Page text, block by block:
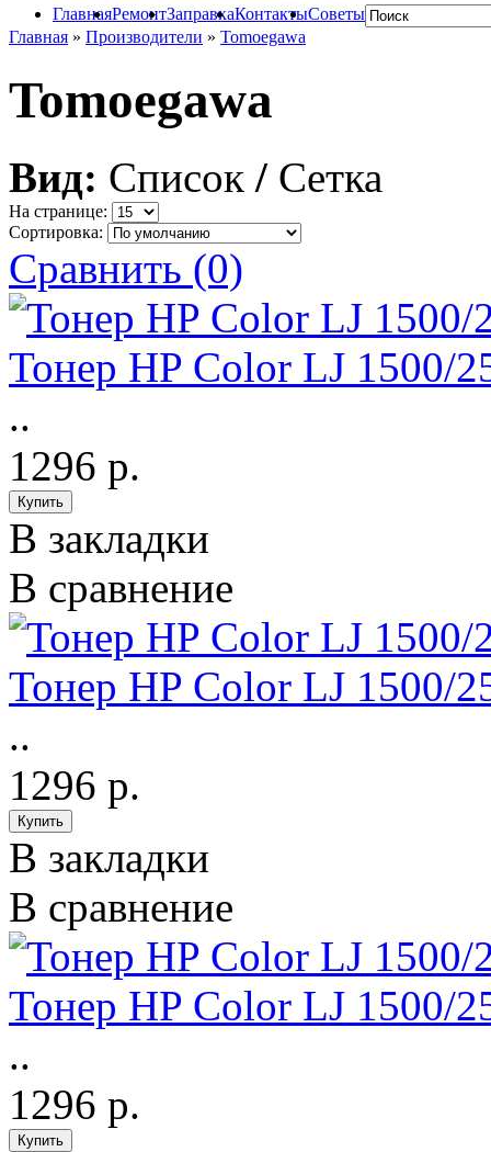
ГлавнаяРемонтЗаправкаКонтактыСоветы
Главная » Производители » Tomoegawa
Tomoegawa
Вид: Список / Сетка
На странице:
Сортировка:
Сравнить (0)
Тонер HP Color LJ 1500/
..
1296 р.
В закладки
В сравнение
Тонер HP Color LJ 1500/
..
1296 р.
В закладки
В сравнение
Тонер HP Color LJ 1500/
..
1296 р.